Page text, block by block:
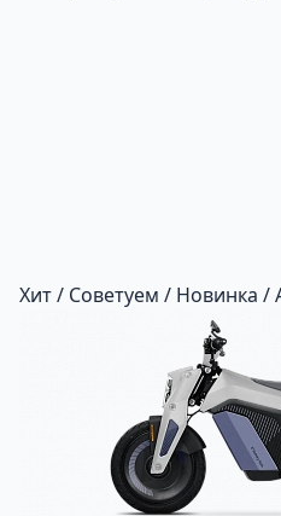
Хит / Советуем / Новинка /